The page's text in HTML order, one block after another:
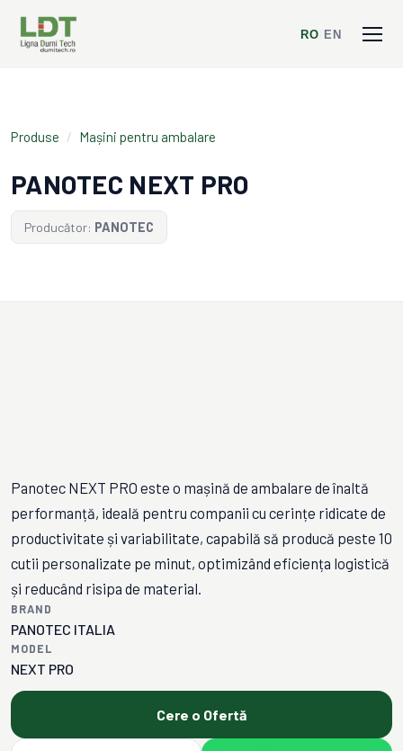
RO EN
Produse / Mașini pentru ambalare
PANOTEC NEXT PRO
Producător: PANOTEC
Panotec NEXT PRO este o mașină de ambalare de înaltă
performanță, ideală pentru companii cu cerințe ridicate de
productivitate și variabilitate, capabilă să producă peste 10
cutii personalizate pe minut, optimizând eficiența logistică
și reducând risipa de material.
BRAND
PANOTEC ITALIA
MODEL
NEXT PRO
Cere o Ofertă